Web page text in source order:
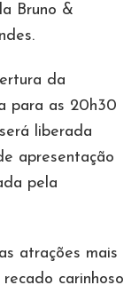
Bruno &
da
para as 20h30
liberada
apresentação
pela
atrações mais
carinhoso